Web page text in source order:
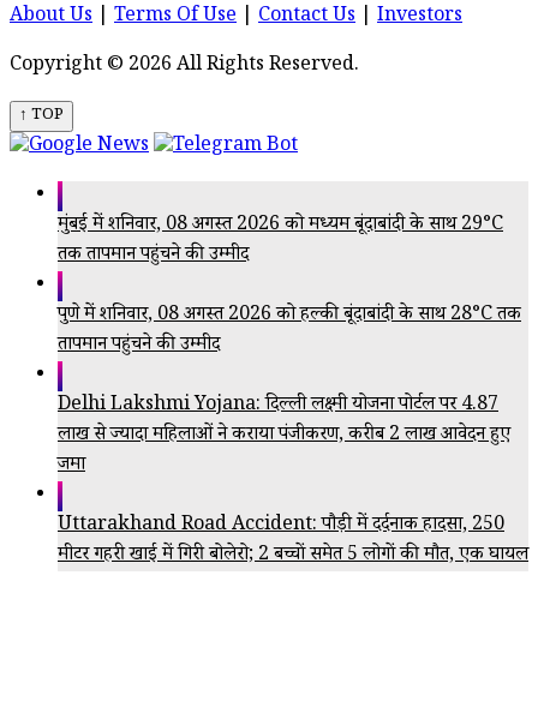
About Us Terms Of Use Contact Us
Investors
Copyright © 2026 All Rights Reserved.
↑ TOP
मुंबई में शनिवार, 08 अगस्त 2026 को मध्यम बूंदाबांदी के साथ 29°C
तक तापमान पहुंचने की उम्मीद
पुणे में शनिवार, 08 अगस्त 2026 को हल्की बूंदाबांदी के साथ 28°C तक
तापमान पहुंचने की उम्मीद
Delhi Lakshmi Yojana: दिल्ली लक्ष्मी योजना पोर्टल पर 4.87
लाख से ज्यादा महिलाओं ने कराया पंजीकरण, करीब 2 लाख आवेदन हुए
जमा
Uttarakhand Road Accident: पौड़ी में दर्दनाक हादसा, 250
मीटर गहरी खाई में गिरी बोलेरो; 2 बच्चों समेत 5 लोगों की मौत, एक घायल